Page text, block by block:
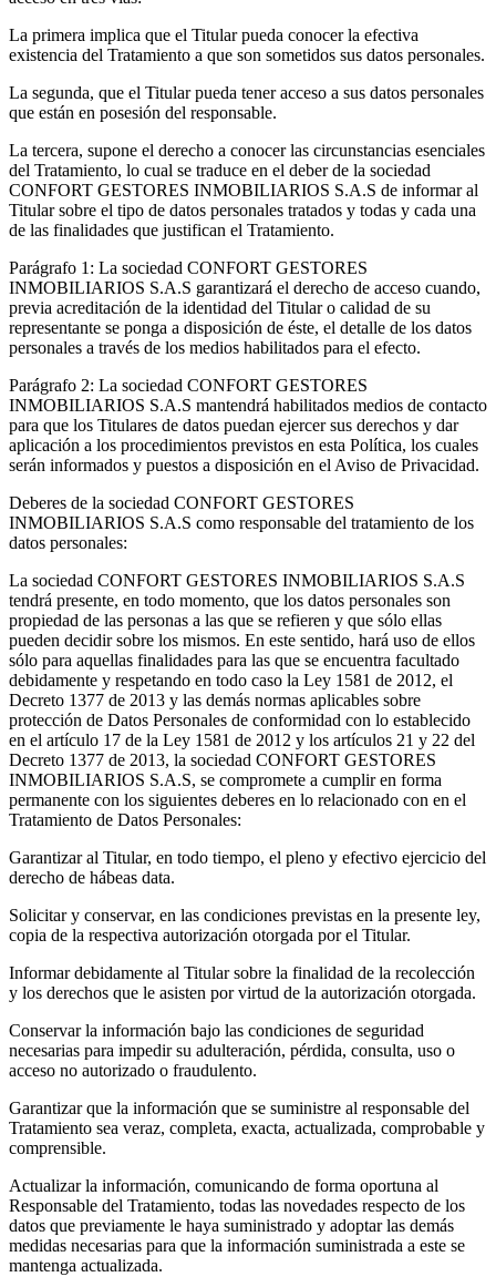
La primera implica que el Titular pueda conocer la efectiva
existencia del Tratamiento a que son sometidos sus datos personales.
La segunda, que el Titular pueda tener acceso a sus datos personales
que están en posesión del responsable.
La tercera, supone el derecho a conocer las circunstancias esenciales
del Tratamiento, lo cual se traduce en el deber de la sociedad
CONFORT GESTORES INMOBILIARIOS S.A.S de informar al
Titular sobre el tipo de datos personales tratados y todas y cada una
de las finalidades que justifican el Tratamiento.
Parágrafo 1: La sociedad CONFORT GESTORES
INMOBILIARIOS S.A.S garantizará el derecho de acceso cuando,
previa acreditación de la identidad del Titular o calidad de su
representante se ponga a disposición de éste, el detalle de los datos
personales a través de los medios habilitados para el efecto.
Parágrafo 2: La sociedad CONFORT GESTORES
INMOBILIARIOS S.A.S mantendrá habilitados medios de contacto
para que los Titulares de datos puedan ejercer sus derechos y dar
aplicación a los procedimientos previstos en esta Política, los cuales
serán informados y puestos a disposición en el Aviso de Privacidad.
Deberes de la sociedad CONFORT GESTORES
INMOBILIARIOS S.A.S como responsable del tratamiento de los
datos personales:
La sociedad CONFORT GESTORES INMOBILIARIOS S.A.S
tendrá presente, en todo momento, que los datos personales son
propiedad de las personas a las que se refieren y que sólo ellas
pueden decidir sobre los mismos. En este sentido, hará uso de ellos
sólo para aquellas finalidades para las que se encuentra facultado
debidamente y respetando en todo caso la Ley 1581 de 2012, el
Decreto 1377 de 2013 y las demás normas aplicables sobre
protección de Datos Personales de conformidad con lo establecido
en el artículo 17 de la Ley 1581 de 2012 y los artículos 21 y 22 del
Decreto 1377 de 2013, la sociedad CONFORT GESTORES
INMOBILIARIOS S.A.S, se compromete a cumplir en forma
permanente con los siguientes deberes en lo relacionado con en el
Tratamiento de Datos Personales:
Garantizar al Titular, en todo tiempo, el pleno y efectivo ejercicio del
derecho de hábeas data.
Solicitar y conservar, en las condiciones previstas en la presente ley,
copia de la respectiva autorización otorgada por el Titular.
Informar debidamente al Titular sobre la finalidad de la recolección
y los derechos que le asisten por virtud de la autorización otorgada.
Conservar la información bajo las condiciones de seguridad
necesarias para impedir su adulteración, pérdida, consulta, uso o
acceso no autorizado o fraudulento.
Garantizar que la información que se suministre al responsable del
Tratamiento sea veraz, completa, exacta, actualizada, comprobable y
comprensible.
Actualizar la información, comunicando de forma oportuna al
Responsable del Tratamiento, todas las novedades respecto de los
datos que previamente le haya suministrado y adoptar las demás
medidas necesarias para que la información suministrada a este se
mantenga actualizada.